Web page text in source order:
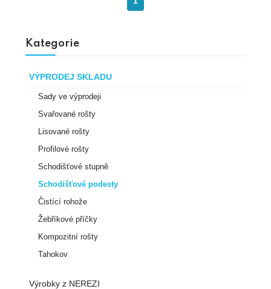
Kategorie
VÝPRODEJ SKLADU
Sady ve výprodeji
Svařované rošty
Lisované rošty
Profilové rošty
Schodišťové stupně
Schodišťové podesty
Čistící rohože
Žebříkové příčky
Kompozitní rošty
Tahokov
Výrobky z NEREZI